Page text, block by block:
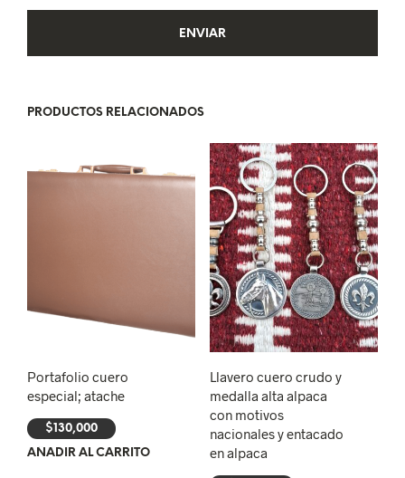
PRODUCTOS RELACIONADOS
Portafolio cuero
especial; atache
$130,000
AÑADIR AL CARRITO
Llavero cuero crudo y
medalla alta alpaca
con motivos
nacionales y entacado
en alpaca